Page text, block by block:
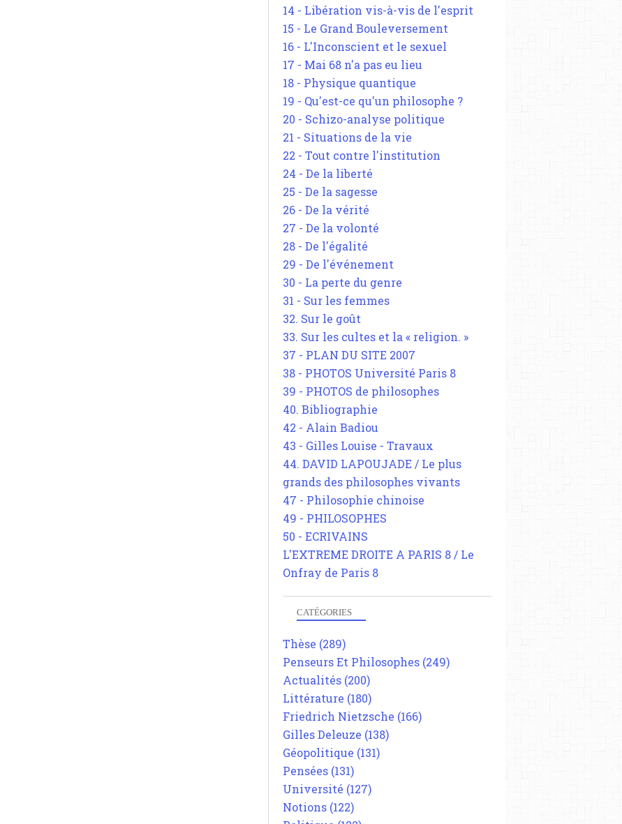
14 - Libération vis-à-vis de l'esprit
15 - Le Grand Bouleversement
16 - L'Inconscient et le sexuel
17 - Mai 68 n'a pas eu lieu
18 - Physique quantique
19 - Qu'est-ce qu'un philosophe ?
20 - Schizo-analyse politique
21 - Situations de la vie
22 - Tout contre l'institution
24 - De la liberté
25 - De la sagesse
26 - De la vérité
27 - De la volonté
28 - De l'égalité
29 - De l'événement
30 - La perte du genre
31 - Sur les femmes
32. Sur le goût
33. Sur les cultes et la « religion. »
37 - PLAN DU SITE 2007
38 - PHOTOS Université Paris 8
39 - PHOTOS de philosophes
40. Bibliographie
42 - Alain Badiou
43 - Gilles Louise - Travaux
44. DAVID LAPOUJADE / Le plus
grands des philosophes vivants
47 - Philosophie chinoise
49 - PHILOSOPHES
50 - ECRIVAINS
L'EXTREME DROITE A PARIS 8 / Le
Onfray de Paris 8
CATÉGORIES
Thèse (289)
Penseurs Et Philosophes (249)
Actualités (200)
Littérature (180)
Friedrich Nietzsche (166)
Gilles Deleuze (138)
Géopolitique (131)
Pensées (131)
Université (127)
Notions (122)